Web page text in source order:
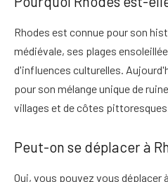
Rhodes est connue pour son
médiévale, ses plages
d'influences culturelles.
pour son mélange unique de
villages et de côtes
Peut-on se déplacer à
Oui, vous pouvez vous déplacer